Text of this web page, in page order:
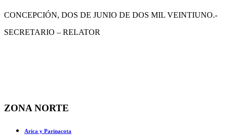
CONCEPCIÓN, DOS DE JUNIO DE DOS MIL VEINTIUNO.-
SECRETARIO – RELATOR
ZONA NORTE
Arica y Parinacota